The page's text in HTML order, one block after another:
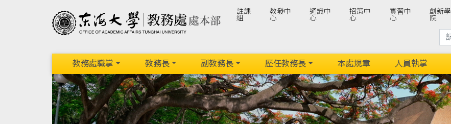
註課
組
教發中
心
通識中
心
招策中
心
實習中
心
創新學
院
教務處職掌 教務長 副教務長 歷任教務長 本處規章 人員執掌